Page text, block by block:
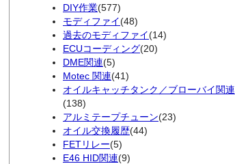
DIY作業(577)
モディファイ(48)
過去のモディファイ(14)
ECUコーディング(20)
DME関連(5)
Motec 関連(41)
オイルキャッチタンク／ブローバイ関連
(138)
アルミテープチューン(23)
オイル交換履歴(44)
FETリレー(5)
E46 HID関連(9)